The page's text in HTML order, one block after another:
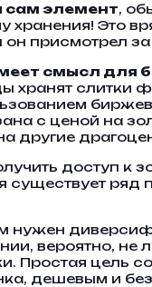
сам элемент,
хранения! Это
он присмотрел
смысл для
слитки
с ценой на
другие
доступ к
существует
нужен
вероятно, не
Простая цель
дешевым и